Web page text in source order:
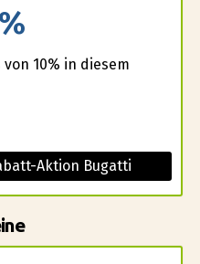
10% in diesem
Aktion Bugatti